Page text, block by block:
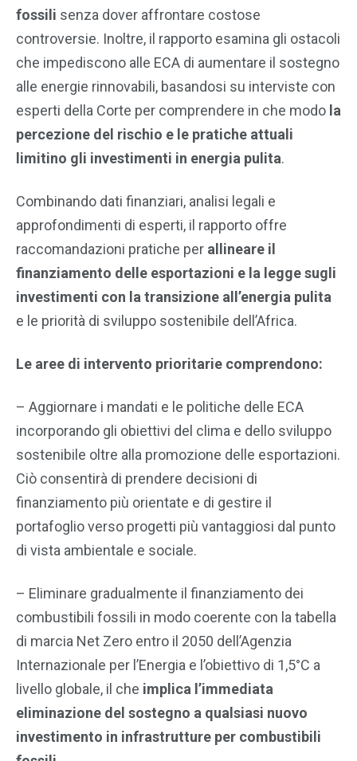
fossili senza dover affrontare costose
controversie. Inoltre, il rapporto esamina gli ostacoli
che impediscono alle ECA di aumentare il sostegno
alle energie rinnovabili, basandosi su interviste con
esperti della Corte per comprendere in che modo la
percezione del rischio e le pratiche attuali
limitino gli investimenti in energia pulita.
Combinando dati finanziari, analisi legali e
approfondimenti di esperti, il rapporto offre
raccomandazioni pratiche per allineare il
finanziamento delle esportazioni e la legge sugli
investimenti con la transizione all’energia pulita
e le priorità di sviluppo sostenibile dell’Africa.
Le aree di intervento prioritarie comprendono:
– Aggiornare i mandati e le politiche delle ECA
incorporando gli obiettivi del clima e dello sviluppo
sostenibile oltre alla promozione delle esportazioni.
Ciò consentirà di prendere decisioni di
finanziamento più orientate e di gestire il
portafoglio verso progetti più vantaggiosi dal punto
di vista ambientale e sociale.
– Eliminare gradualmente il finanziamento dei
combustibili fossili in modo coerente con la tabella
di marcia Net Zero entro il 2050 dell’Agenzia
Internazionale per l’Energia e l’obiettivo di 1,5°C a
livello globale, il che implica l’immediata
eliminazione del sostegno a qualsiasi nuovo
investimento in infrastrutture per combustibili